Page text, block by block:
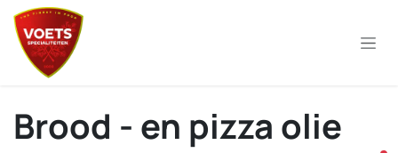
Overslaan naar inhoud
Brood - en pizza olie